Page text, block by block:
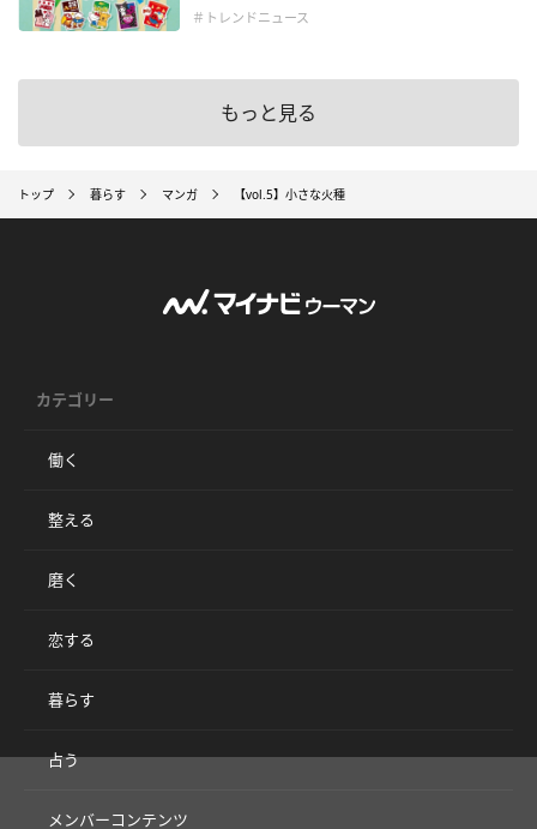
＃トレンドニュース
もっと見る
トップ 暮らす マンガ 【vol.5】小さな火種
カテゴリー
働く
整える
磨く
恋する
暮らす
占う
メンバーコンテンツ